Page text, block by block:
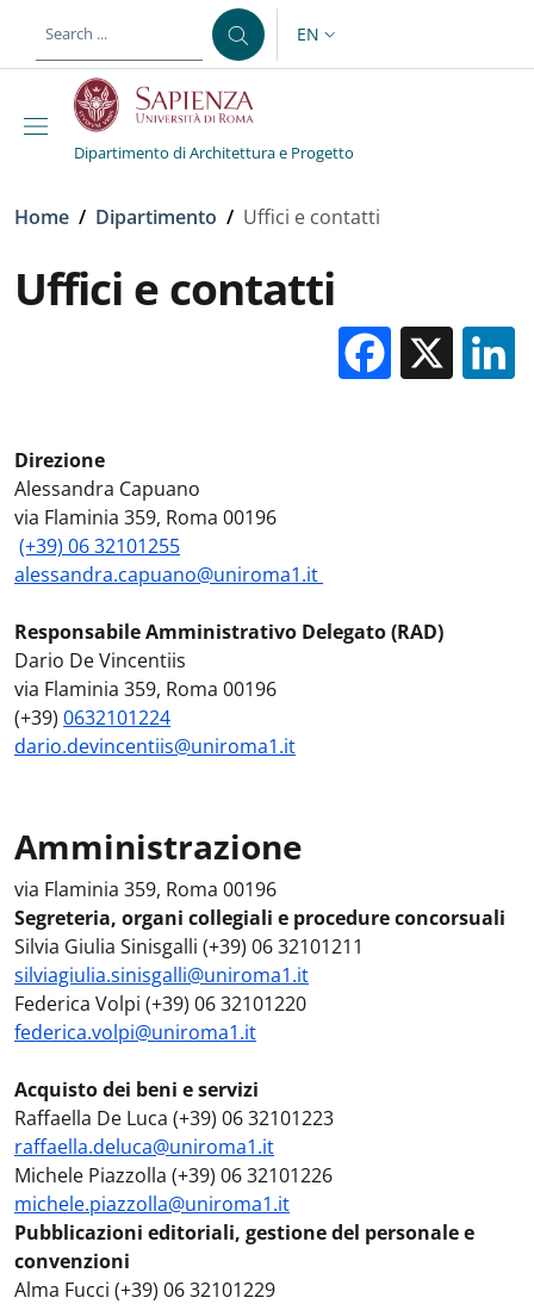
LANGUAGE SWITCHER:
EN
Dipartimento di Architettura e Progetto
Breadcrumb
Home / Dipartimento / Uffici e contatti
Uffici e contatti
X
Direzione
Alessandra Capuano
via Flaminia 359, Roma 00196
(+39) 06 32101255
alessandra.capuano@uniroma1.it
Responsabile Amministrativo Delegato (RAD)
Dario De Vincentiis
via Flaminia 359, Roma 00196
​​​​​​(+39) 0632101224
dario.devincentiis@uniroma1.it
Amministrazione
via Flaminia 359, Roma 00196
Segreteria, organi collegiali e procedure concorsuali
Silvia Giulia Sinisgalli (+39) 06 32101211
silviagiulia.sinisgalli@uniroma1.it
Federica Volpi (+39) 06 32101220
federica.volpi@uniroma1.it
Acquisto dei beni e servizi
Raffaella De Luca (+39) 06 32101223
raffaella.deluca@uniroma1.it
Michele Piazzolla (+39) 06 32101226
michele.piazzolla@uniroma1.it
Pubblicazioni editoriali, gestione del personale e
convenzioni
Alma Fucci (+39) 06 32101229